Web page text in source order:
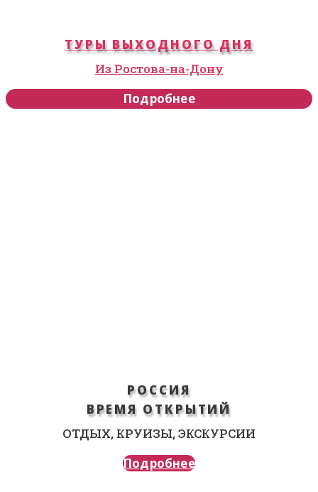
ТУРЫ ВЫХОДНОГО ДНЯ
Из Ростова-на-Дону
Подробнее
РОССИЯ
ВРЕМЯ ОТКРЫТИЙ
ОТДЫХ, КРУИЗЫ, ЭКСКУРСИИ
Подробнее